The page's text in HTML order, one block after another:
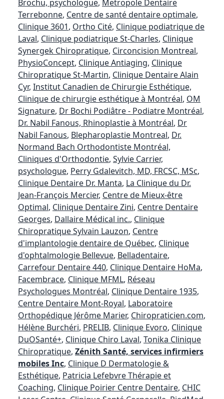
Brochu, psychologue, Metropole Dentaire
Terrebonne, Centre de santé dentaire optimale,
Clinique 3601, Ortho Cité, Clinique podiatrique de
Laval, Clinique podiatrique St-Charles, Clinique
Synergek Chiropratique, Circoncision Montreal,
PhysioConcept, Clinique Antiaging, Clinique
Chiropratique St-Martin, Clinique Dentaire Alain
Cyr, Institut Canadien de Chirurgie Esthétique,
Clinique de chirurgie esthétique à Montréal, OM
Signature, Dr Bochi Podiâtre - Podiatre Montréal,
Dr. Nabil Fanous, Rhinoplastie à Montréal, Dr
Nabil Fanous, Blepharoplastie Montreal, Dr.
Normand Bach Orthodontiste Montréal,
Cliniques d'Orthodontie, Sylvie Carrier,
psychologue, Perry Gdalevitch, MD, FRCSC, MSc,
Clinique Dentaire Dr. Manta, La Clinique du Dr.
Jean-François Mercier, Centre de Mieux-être
Optimal, Clinique Dentaire Zini, Centre Dentaire
Georges, Dallaire Médical inc., Clinique
Chiropratique Sylvain Lauzon, Centre
d'implantologie dentaire de Québec, Clinique
d'ophtalmologie Bellevue, Belladentaire,
Carrefour Dentaire 440, Clinique Dentaire HoMa,
Facembrace, Clinique MFML, Réseau
Psychologues Montréal, Clinique Dentaire 1935,
Centre Dentaire Mont-Royal, Laboratoire
Orthopédique Jérôme Marier, Chiropraticien.com,
Hélène Burchéri, PRELIB, Clinique Evoro, Clinique
DuOSanté+, Clinique Chiro Laval, Tonika Clinique
Chiropratique, Zénith Santé, services infirmiers
mobiles Inc, Clinique D Dermatologie &
Esthétique, Patricia Lefebvre Thérapie et
Coaching, Clinique Poirier Centre Dentaire, CHIC